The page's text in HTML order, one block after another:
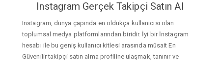
Instagram Gerçek Takipçi Satın Al
Instagram, dünya çapında en oldukça kullanıcısı olan
toplumsal medya platformlarından biridir. İyi bir İnstagram
hesabı ile bu geniş kullanıcı kitlesi arasında müsait En
Güvenilir takipçi satın alma profiline ulaşmak, tanınır ve